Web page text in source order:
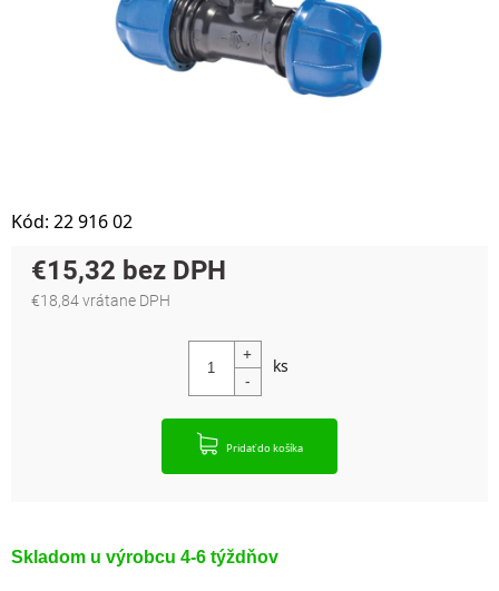
Skladom u výrobcu 4-6 týždňov
€15,32
€18,84 vrátane DPH
Pridať do košíka
Kód: 22 916 02